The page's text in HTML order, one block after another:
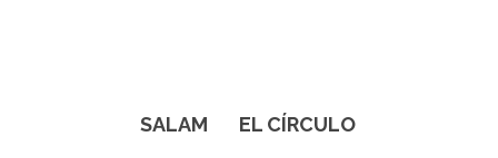
SALAM
EL CÍRCULO